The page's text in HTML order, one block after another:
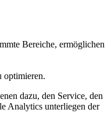
Bereiche, ermöglichen
optimieren.
dazu, den Service, den
Analytics unterliegen der